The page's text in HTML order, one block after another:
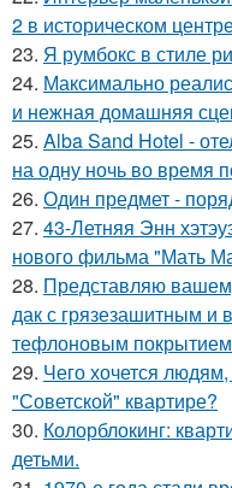
2 в историческом
23. Я румбокс в стиле
24. Максимально
и нежная домашняя
25. Alba Sand Hotel -
на одну ночь во время
26. Один предмет -
27. 43-Летняя Энн
нового фильма "Мать
28. Представляю
дак с грязезашитным и
тефлоновым покрытием
29. Чего хочется
"Советской" квартире?
30. Колорблокинг:
детьми.